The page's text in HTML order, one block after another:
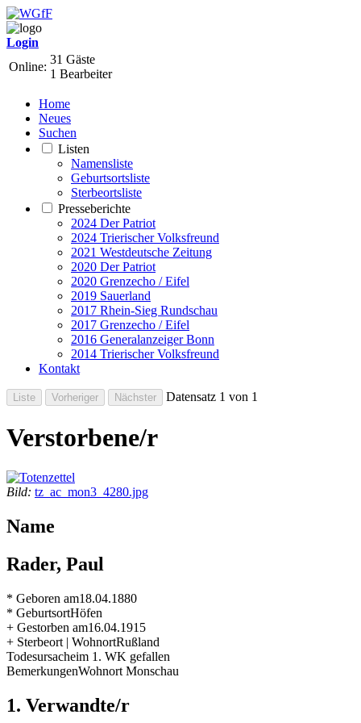
Login
Online:
31 Gäste
1 Bearbeiter
Home
Neues
Suchen
Listen
Namensliste
Geburtsortsliste
Sterbeortsliste
Presseberichte
2024 Der Patriot
2024 Trierischer Volksfreund
2021 Westdeutsche Zeitung
2020 Der Patriot
2020 Grenzecho / Eifel
2019 Sauerland
2017 Rhein-Sieg Rundschau
2017 Grenzecho / Eifel
2016 Generalanzeiger Bonn
2014 Trierischer Volksfreund
Kontakt
Datensatz 1 von 1
Verstorbene/r
Bild: tz_ac_mon3_4280.jpg
Name
Rader, Paul
* Geboren am18.04.1880
* GeburtsortHöfen
+ Gestorben am16.04.1915
+ Sterbeort | WohnortRußland
Todesursacheim 1. WK gefallen
BemerkungenWohnort Monschau
1. Verwandte/r